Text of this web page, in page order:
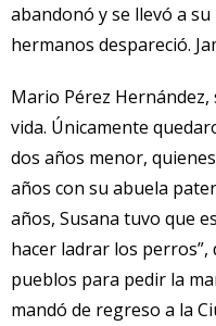
abandonó y se llevó a
hermanos despareció.
Mario Pérez
vida. Únicamente
dos años menor,
años con su abuela
años, Susana tuvo que
hacer ladrar los perros”,
pueblos para pedir la
mandó de regreso a la